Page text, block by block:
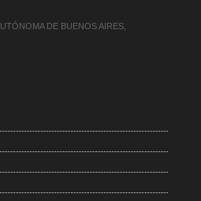
DE BUENOS AIRES,